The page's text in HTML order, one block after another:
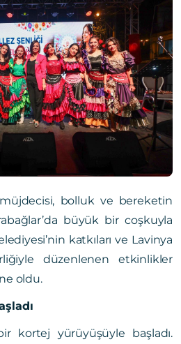
bolluk ve bereketin
büyük bir coşkuyla
katkıları ve Lavinya
düzenlenen etkinlikler
oldu.
kortej yürüyüşüyle başladı.